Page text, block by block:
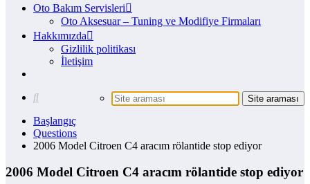
Oto Bakım Servisleri
Oto Aksesuar – Tuning ve Modifiye Firmaları
Hakkımızda
Gizlilik politikası
İletişim
Başlangıç
Questions
2006 Model Citroen C4 aracım rölantide stop ediyor
2006 Model Citroen C4 aracım rölantide stop ediyor